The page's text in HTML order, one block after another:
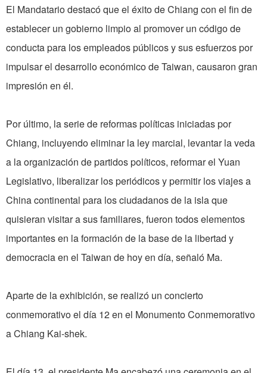
El Mandatario destacó que el éxito de Chiang con el fin de
establecer un gobierno limpio al promover un código de
conducta para los empleados públicos y sus esfuerzos por
impulsar el desarrollo económico de Taiwan, causaron gran
impresión en él.
Por último, la serie de reformas políticas iniciadas por
Chiang, incluyendo eliminar la ley marcial, levantar la veda
a la organización de partidos políticos, reformar el Yuan
Legislativo, liberalizar los periódicos y permitir los viajes a
China continental para los ciudadanos de la isla que
quisieran visitar a sus familiares, fueron todos elementos
importantes en la formación de la base de la libertad y
democracia en el Taiwan de hoy en día, señaló Ma.
Aparte de la exhibición, se realizó un concierto
conmemorativo el día 12 en el Monumento Conmemorativo
a Chiang Kai-shek.